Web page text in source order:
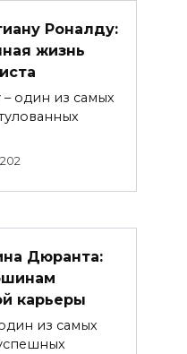
Роналду:
жизнь
один из самых
202
Дюранта:
карьеры
из самых